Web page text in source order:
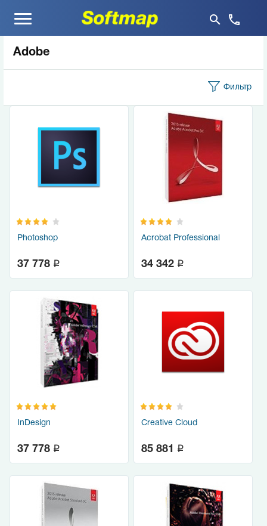
Меню
Adobe
Фильтр
Photoshop
37 778 q
Acrobat Professional
34 342 q
InDesign
37 778 q
Creative Cloud
85 881 q